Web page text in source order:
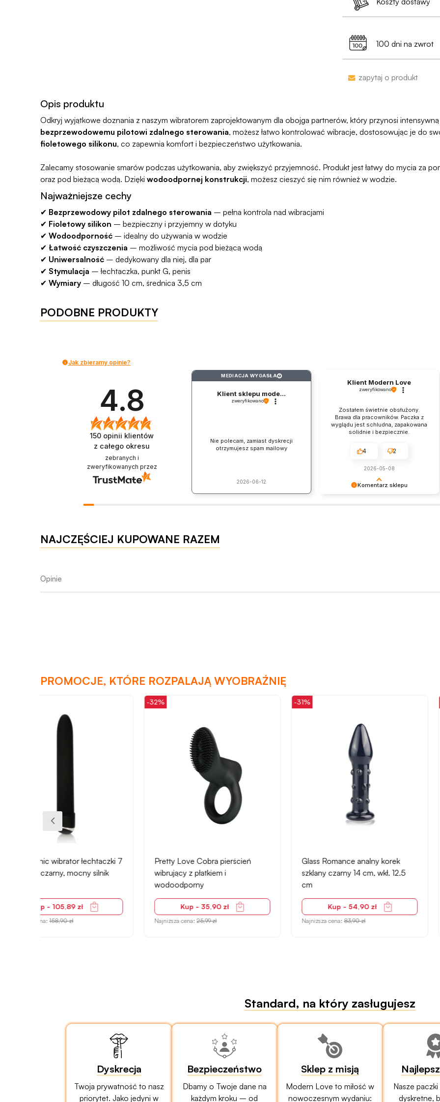
•Dyskrecja nawet
Jest już po 13:00?
99% przesyłek
min. 199 zł
100 dni na zwrot
proces jesy
zapytaj o produkt
Opis produktu
Odkryj wyjątkowe doznania z naszym wibratorem zaprojektowanym dla obojga partnerów, który przynosi
bezprzewodowemu pilotowi zdalnego sterowania, możesz łatwo kontrolować wibracje, dostosowując je do
fioletowego silikonu, co zapewnia komfort i bezpieczeństwo użytkowania.
Zalecamy stosowanie smarów podczas użytkowania, aby zwiększyć przyjemność. Produkt jest łatwy do mycia za
oraz pod bieżącą wodą. Dzięki wodoodpornej konstrukcji, możesz cieszyć się nim również w wodzie.
Najważniejsze cechy
✔ Bezprzewodowy pilot zdalnego sterowania – pełna kontrola nad wibracjami
✔ Fioletowy silikon – bezpieczny i przyjemny w dotyku
✔ Wodoodporność – idealny do używania w wodzie
✔ Łatwość czyszczenia – możliwość mycia pod bieżącą wodą
✔ Uniwersalność – dedykowany dla niej, dla par
✔ Stymulacja – łechtaczka, punkt G, penis
✔ Wymiary – długość 10 cm, średnica 3,5 cm
PODOBNE PRODUKTY
Jak zbieramy opinie?
4.8
150 opinii klientów
z całego okresu
zebranych i
zweryfikowanych przez
MEDIACJA WYGASŁA ?
Klient sklepu mode...
zweryfikowano
Nie polecam, zamiast dyskrecji
otrzymujesz spam mailowy
2026-06-12 Komentarz sklepu
Klient Modern Love
zweryfikowano
Zostałem świetnie obsłużony.
Brawa dla pracowników. Paczka z
wyglądu jest schludna, zapakowana
solidnie i bezpiecznie.
4 2
2026-05-08
NAJCZĘŚCIEJ KUPOWANE RAZEM
Opinie
PROMOCJE, KTÓRE ROZPALAJĄ WYOBRAŹNIĘ
Pretty Love Cobra pierścień
wibrujący z płatkiem i
Kup - 35,90 zł
Najniższa cena:
Glass Romance analny korek
szklany czarny 14 cm, wkł. 12.5
cm
Najniższa cena:
Liebe Seele 25 m
taśma BDSM –
Kup - 64,90 zł
Najniższa cena:
Standard, na który zasługujesz
Dyskrecja
Twoja prywatność to nasz
priorytet. Jako jedyni w
Bezpieczeństwo
Dbamy o Twoje dane na
każdym kroku – od
Sklep z misją
Modern Love to miłość w
nowoczesnym wydaniu:
Nasze
dyskretne,